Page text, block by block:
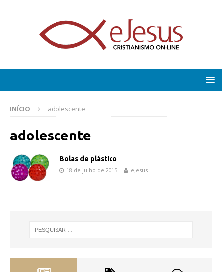
INÍCIO adolescente
adolescente
Bolas de plástico
18 de julho de 2015 eJesus